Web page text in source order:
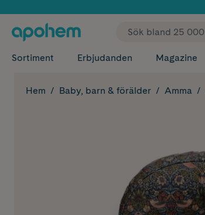
Sortiment Erbjudanden Magazine
Hem Baby, barn & förälder Amma